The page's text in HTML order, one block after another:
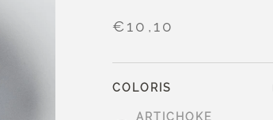
€10,10
COLORIS
ARTICHOKE